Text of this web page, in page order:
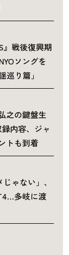
』戦後復興期
ソングを
巡り篇」
之の鍵盤生
内容、ジャ
トも到着
ゃない」、
多岐に渡